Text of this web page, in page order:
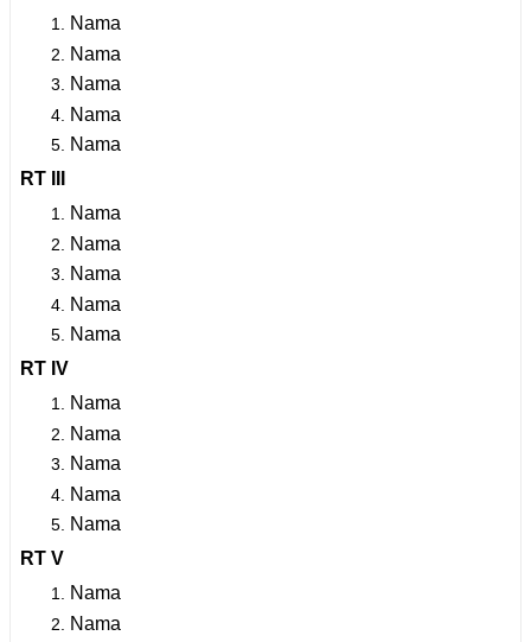
Nama
Nama
Nama
Nama
Nama
RT III
Nama
Nama
Nama
Nama
Nama
RT IV
Nama
Nama
Nama
Nama
Nama
RT V
Nama
Nama